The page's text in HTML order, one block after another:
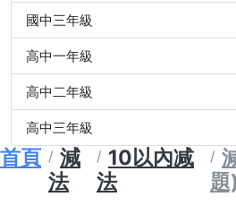
國中三年級
高中一年級
高中二年級
高中三年級
首頁
減
法
10以內减
法
題)